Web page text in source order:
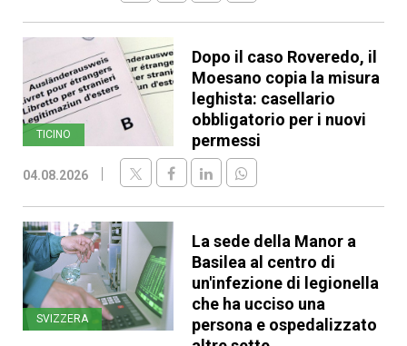
TICINO
Dopo il caso Roveredo, il
Moesano copia la misura
leghista: casellario
obbligatorio per i nuovi
permessi
04.08.2026
SVIZZERA
La sede della Manor a
Basilea al centro di
un'infezione di legionella
che ha ucciso una
persona e ospedalizzato